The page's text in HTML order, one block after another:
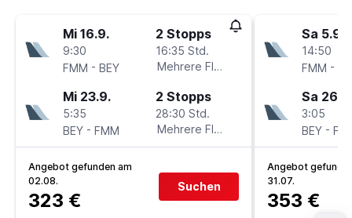
Mi 16.9.
9:30
FMM - BEY
2 Stopps
16:35 Std.
Mehrere Fluglinien
Mi 23.9.
5:35
BEY - FMM
2 Stopps
28:30 Std.
Mehrere Fluglinien
Angebot gefunden am
02.08.
323 €
Suchen
Sa 5.9.
14:50
FMM -
Sa 26.9.
3:05
BEY -
Angebot
31.07.
353 €